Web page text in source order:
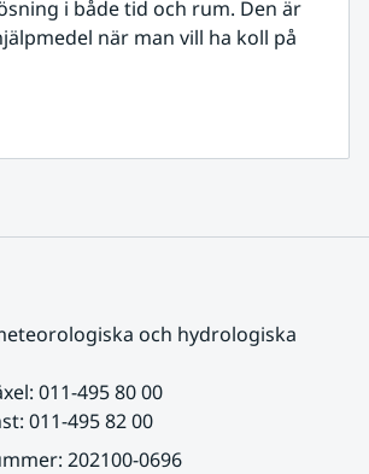
i både tid och rum. Den är
när man vill ha koll på
och hydrologiska
011-495 80 00
011-495 82 00
202100-0696